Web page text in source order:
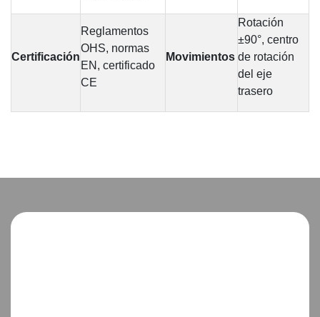
Certificación
Reglamentos
OHS, normas
EN, certificado
CE
Movimientos
Rotación
±90°, centro
de rotación
del eje
trasero